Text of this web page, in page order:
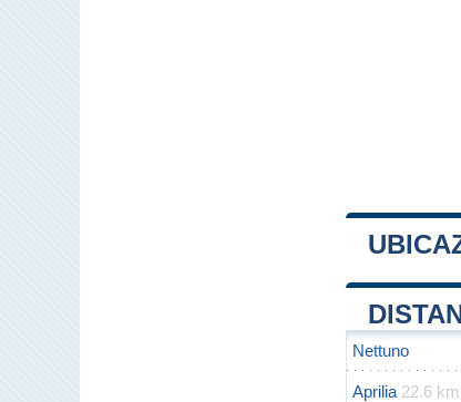
+
−
Nettuno
Aprilia 22.6 km